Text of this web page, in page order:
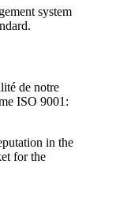
de notre
ISO 9001: